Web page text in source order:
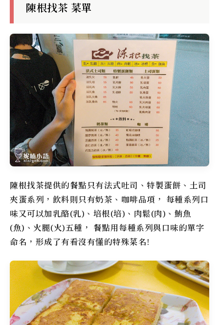
陳根找茶 菜單
陳根找茶提供的餐點只有法式吐司、特製蛋餅、土司
夾蛋系列，飲料則只有奶茶、咖啡品項， 每種系列口
味又可以加乳酪(乳)、培根(培)、肉鬆(肉)、鮪魚
(魚)、火腿(火)五種， 餐點用每種系列與口味的單字
命名，形成了有看沒有懂的特殊菜名!